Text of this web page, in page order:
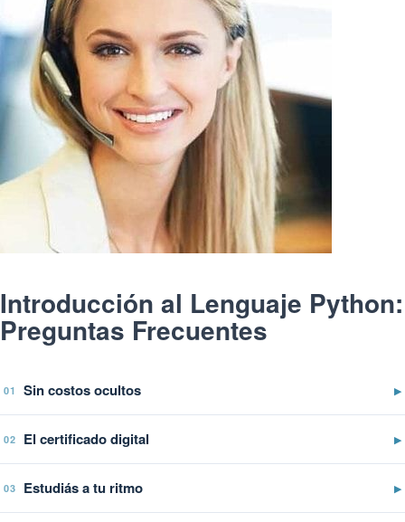
Introducción al Lenguaje Python:
Preguntas Frecuentes
01 Sin costos ocultos ▶
02 El certificado digital ▶
03 Estudiás a tu ritmo ▶